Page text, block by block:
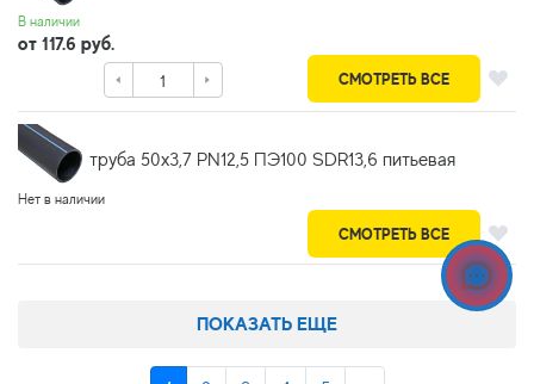
В наличии
от 117.6 руб.
СМОТРЕТЬ ВСЕ
труба 50х3,7 PN12,5 ПЭ100 SDR13,6 питьевая
Нет в наличии
СМОТРЕТЬ ВСЕ
ПОКАЗАТЬ ЕЩЕ